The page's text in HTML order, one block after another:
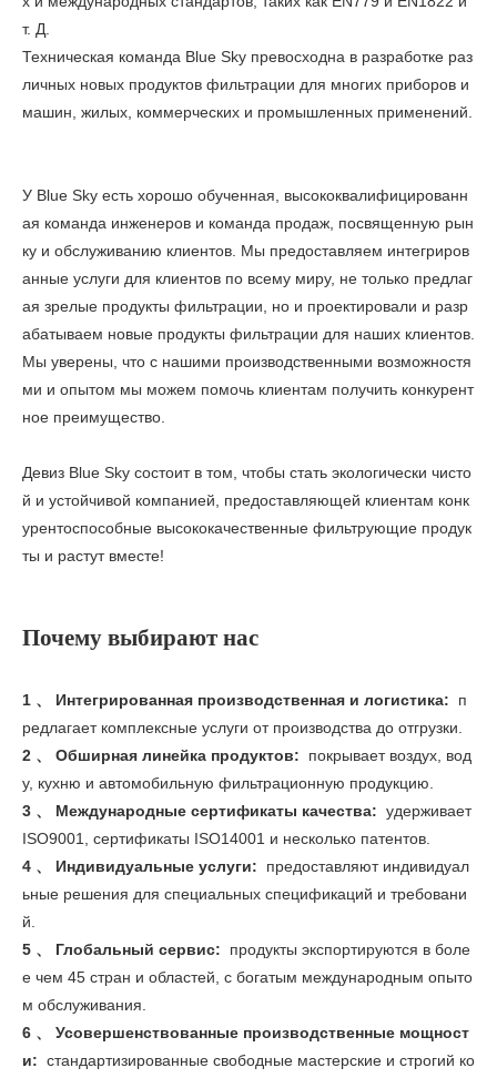
т. Д.
Техническая команда Blue Sky превосходна в разработке раз
личных новых продуктов фильтрации для многих приборов и
машин, жилых, коммерческих и промышленных применений.
У Blue Sky есть хорошо обученная, высококвалифицированн
ая команда инженеров и команда продаж, посвященную рын
ку и обслуживанию клиентов. Мы предоставляем интегриров
анные услуги для клиентов по всему миру, не только предлаг
ая зрелые продукты фильтрации, но и проектировали и разр
абатываем новые продукты фильтрации для наших клиентов.
Мы уверены, что с нашими производственными возможностя
ми и опытом мы можем помочь клиентам получить конкурент
ное преимущество.
Девиз Blue Sky состоит в том, чтобы стать экологически чисто
й и устойчивой компанией, предоставляющей клиентам конк
урентоспособные высококачественные фильтрующие продук
ты и растут вместе!
Почему выбирают нас
1 、 Интегрированная производственная и логистика: п
редлагает комплексные услуги от производства до отгрузки.
2 、 Обширная линейка продуктов: покрывает воздух, вод
у, кухню и автомобильную фильтрационную продукцию.
3 、 Международные сертификаты качества: удерживает
ISO9001, сертификаты ISO14001 и несколько патентов.
4 、 Индивидуальные услуги: предоставляют индивидуал
ьные решения для специальных спецификаций и требовани
й.
5 、 Глобальный сервис: продукты экспортируются в боле
е чем 45 стран и областей, с богатым международным опыто
м обслуживания.
6 、 Усовершенствованные производственные мощност
и: стандартизированные свободные мастерские и строгий ко